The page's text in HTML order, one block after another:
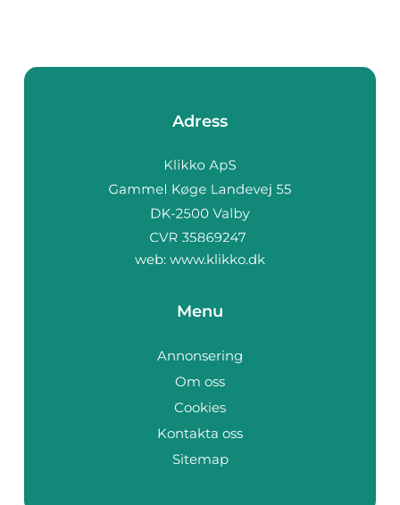
Adress
web: www.klikko.dk
Menu
Annonsering
Om oss
Cookies
Kontakta oss
Sitemap